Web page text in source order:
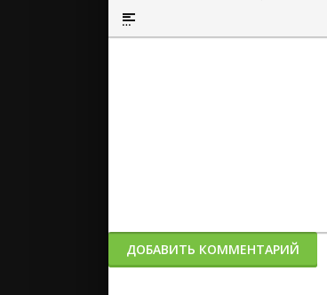
Полужирный
Вставка спойлера
ДОБАВИТЬ КОММЕНТАРИЙ